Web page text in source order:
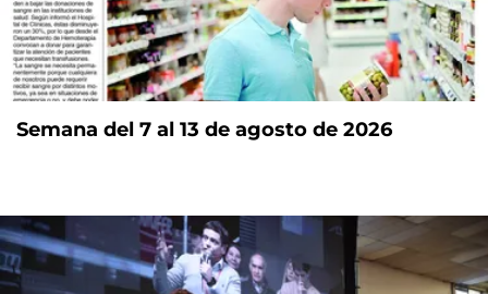
Semana del 7 al 13 de agosto de 2026